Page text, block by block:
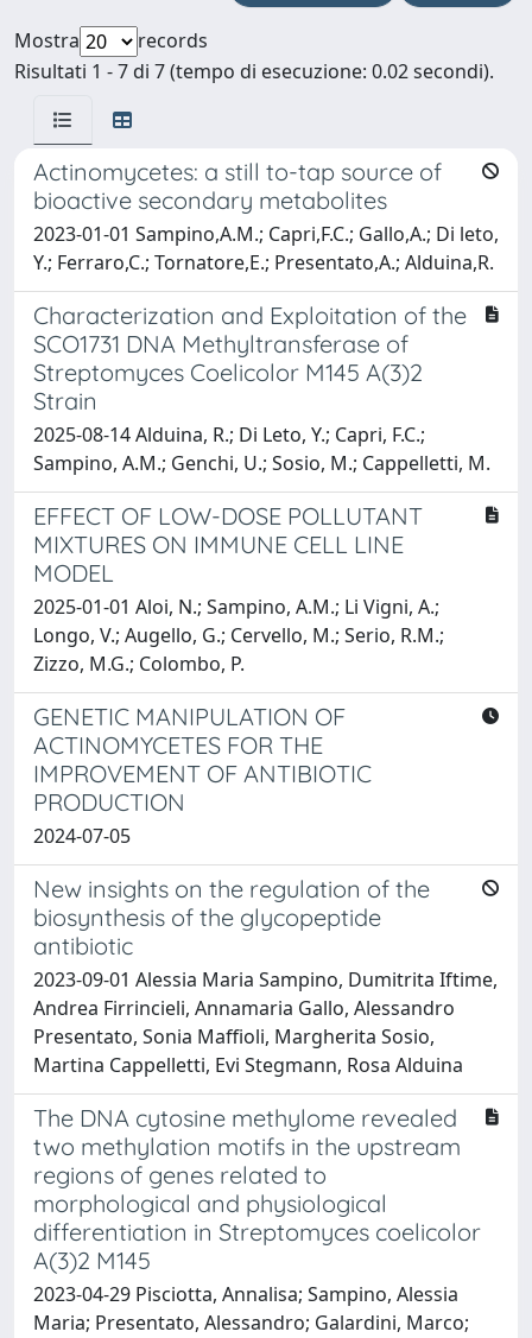
Mostra
records
Risultati 1 - 7 di 7 (tempo di esecuzione: 0.02 secondi).
Actinomycetes: a still to-tap source of
bioactive secondary metabolites
2023-01-01 Sampino,A.M.; Capri,F.C.; Gallo,A.; Di leto,
Y.; Ferraro,C.; Tornatore,E.; Presentato,A.; Alduina,R.
Characterization and Exploitation of the
SCO1731 DNA Methyltransferase of
Streptomyces Coelicolor M145 A(3)2
Strain
2025-08-14 Alduina, R.; Di Leto, Y.; Capri, F.C.;
Sampino, A.M.; Genchi, U.; Sosio, M.; Cappelletti, M.
EFFECT OF LOW-DOSE POLLUTANT
MIXTURES ON IMMUNE CELL LINE
MODEL
2025-01-01 Aloi, N.; Sampino, A.M.; Li Vigni, A.;
Longo, V.; Augello, G.; Cervello, M.; Serio, R.M.;
Zizzo, M.G.; Colombo, P.
GENETIC MANIPULATION OF
ACTINOMYCETES FOR THE
IMPROVEMENT OF ANTIBIOTIC
PRODUCTION
2024-07-05
New insights on the regulation of the
biosynthesis of the glycopeptide
antibiotic
2023-09-01 Alessia Maria Sampino, Dumitrita Iftime,
Andrea Firrincieli, Annamaria Gallo, Alessandro
Presentato, Sonia Maffioli, Margherita Sosio,
Martina Cappelletti, Evi Stegmann, Rosa Alduina
The DNA cytosine methylome revealed
two methylation motifs in the upstream
regions of genes related to
morphological and physiological
differentiation in Streptomyces coelicolor
A(3)2 M145
2023-04-29 Pisciotta, Annalisa; Sampino, Alessia
Maria; Presentato, Alessandro; Galardini, Marco;